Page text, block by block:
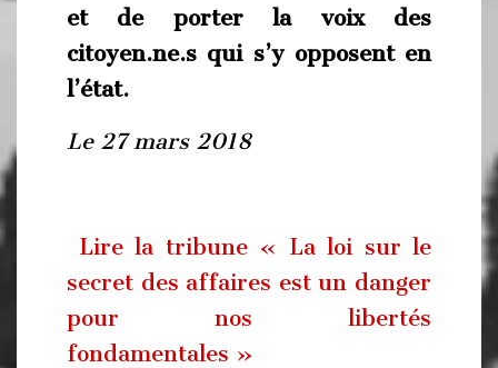
et de porter la voix des
citoyen.ne.s qui s’y opposent en
l’état.
Le 27 mars 2018
Lire la tribune « La loi sur le
secret des affaires est un danger
pour nos libertés
fondamentales »